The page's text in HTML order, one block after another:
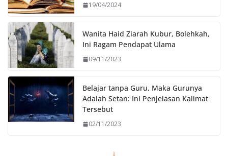
19/04/2024
Wanita Haid Ziarah Kubur, Bolehkah,
Ini Ragam Pendapat Ulama
09/11/2023
Belajar tanpa Guru, Maka Gurunya
Adalah Setan: Ini Penjelasan Kalimat
Tersebut
02/11/2023